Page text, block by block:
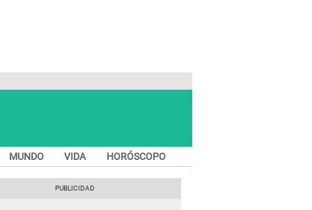
MUNDO VIDA HORÓSCOPO